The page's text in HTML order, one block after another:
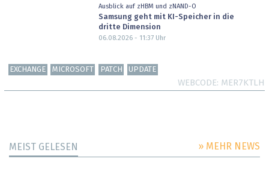
Ausblick auf zHBM und zNAND-O
Samsung geht mit KI-Speicher in die
dritte Dimension
06.08.2026 - 11:37Uhr
EXCHANGE MICROSOFT PATCH UPDATE
WEBCODE MER7KTLH
MEIST GELESEN » MEHR NEWS